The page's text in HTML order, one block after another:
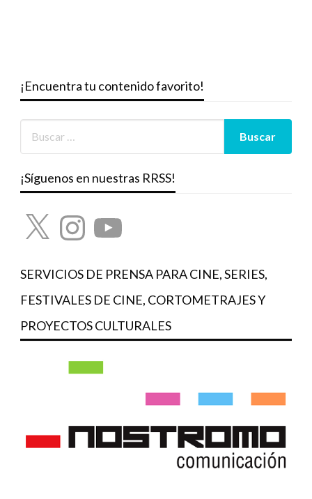
¡Encuentra tu contenido favorito!
¡Síguenos en nuestras RRSS!
X InstagramYouTube
SERVICIOS DE PRENSA PARA CINE, SERIES,
FESTIVALES DE CINE, CORTOMETRAJES Y
PROYECTOS CULTURALES